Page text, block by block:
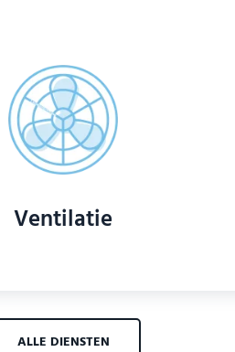
Ventilatie
ALLE DIENSTEN